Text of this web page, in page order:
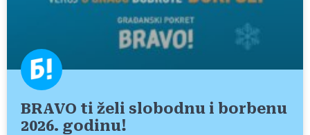
BRAVO ti želi slobodnu i borbenu
2026. godinu!